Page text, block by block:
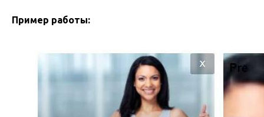
Пример работы: